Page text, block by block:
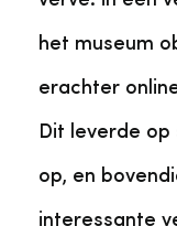
het museum
erachter
Dit leverde
op, en
interessante